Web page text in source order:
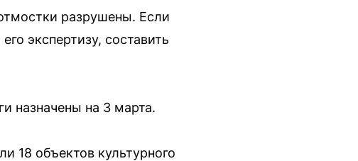
разрушены. Если
экспертизу, составить
назначены на 3 марта.
18 объектов культурного